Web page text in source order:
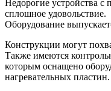
Недорогие устройства
сплошное удовольствие.
Оборудование
Конструкции могут
Также имеются
которым оснащено
нагревательных